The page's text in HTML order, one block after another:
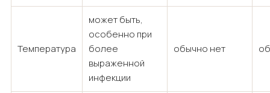
Температура
может быть,
особенно при
более
выраженной
инфекции
обычно нет